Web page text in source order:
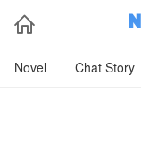

Novel Chat Story